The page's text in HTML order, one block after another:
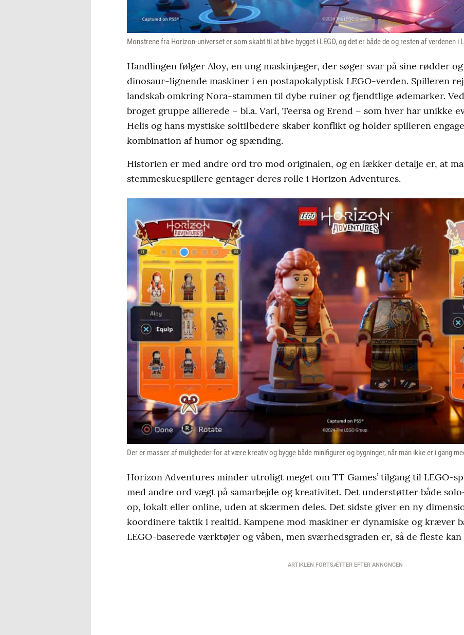
Monstrene fra Horizon-universet er som skabt til at blive bygget i LEGO, og det er både de og resten af verdenen i
Handlingen følger Aloy, en ung maskinjæger, der søger svar på sine rødder
dinosaur-lignende maskiner i en postapokalyptisk LEGO-verden. Spilleren
landskab omkring Nora-stammen til dybe ruiner og fjendtlige ødemarker.
broget gruppe allierede – bl.a. Varl, Teersa og Erend – som hver har unikke
Helis og hans mystiske soltilbedere skaber konflikt og holder spilleren
kombination af humor og spænding.
Historien er med andre ord tro mod originalen, og en lækker detalje er, at
stemmeskuespillere gentager deres rolle i Horizon Adventures.
Der er masser af muligheder for at være kreativ og bygge både minifigurer og bygninger, når man ikke er i gang
Horizon Adventures minder utroligt meget om TT Games’ tilgang til LEGO-
med andre ord vægt på samarbejde og kreativitet. Det understøtter både
op, lokalt eller online, uden at skærmen deles. Det sidste giver en ny
koordinere taktik i realtid. Kampene mod maskiner er dynamiske og kræver
LEGO-baserede værktøjer og våben, men sværhedsgraden er, så de fleste
ARTIKLEN FORTSÆTTER EFTER ANNONCEN